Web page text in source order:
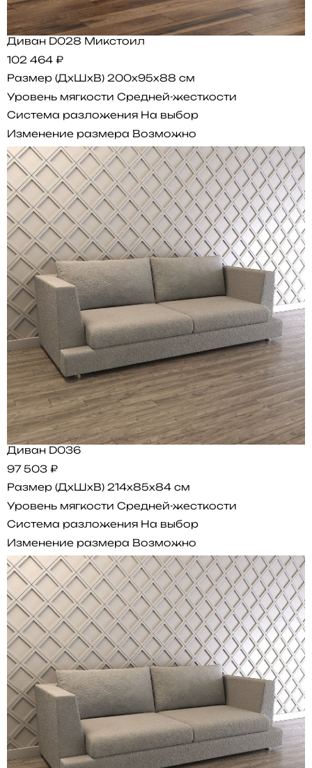
Диван D028 Микстоил
102 464 ₽
Размер (ДхШхВ) 200x95x88 см
Уровень мягкости Средней-жесткости
Система разложения На выбор
Изменение размера Возможно
Диван D036
97 503 ₽
Размер (ДхШхВ) 214x85x84 см
Уровень мягкости Средней-жесткости
Система разложения На выбор
Изменение размера Возможно